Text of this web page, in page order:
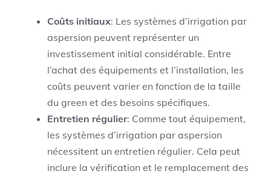
Coûts initiaux: Les systèmes d’irrigation par
aspersion peuvent représenter un
investissement initial considérable. Entre
l’achat des équipements et l’installation, les
coûts peuvent varier en fonction de la taille
du green et des besoins spécifiques.
Entretien régulier: Comme tout équipement,
les systèmes d’irrigation par aspersion
nécessitent un entretien régulier. Cela peut
inclure la vérification et le remplacement des